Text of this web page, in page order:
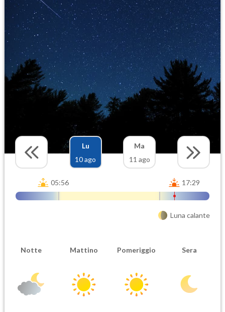
Lu
10 ago
Ma
11 ago
05:56 17:29
Luna calante
Notte Mattino Pomeriggio Sera